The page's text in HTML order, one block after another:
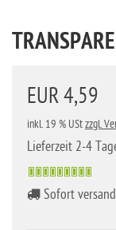
EUR 4,59
inkl. 19 % UStzzgl.
Lieferzeit 2-4
Sofort